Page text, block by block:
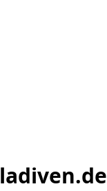
ladiven.de